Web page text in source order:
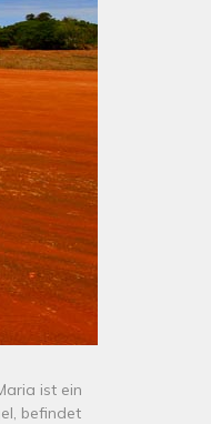
ist ein
befindet